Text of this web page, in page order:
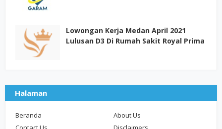
Lowongan Kerja Medan April 2021
Lulusan D3 Di Rumah Sakit Royal Prima
Halaman
Beranda
About Us